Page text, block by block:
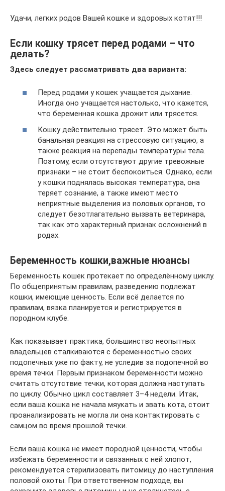
Удачи, легких родов Вашей кошке и здоровых котят!!!
Если кошку трясет перед родами – что
делать?
Здесь следует рассматривать два варианта:
Перед родами у кошек учащается дыхание.
Иногда оно учащается настолько, что кажется,
что беременная кошка дрожит или трясется.
Кошку действительно трясет. Это может быть
банальная реакция на стрессовую ситуацию, а
также реакция на перепады температуры тела.
Поэтому, если отсутствуют другие тревожные
признаки – не стоит беспокоиться. Однако, если
у кошки поднялась высокая температура, она
теряет сознание, а также имеют место
неприятные выделения из половых органов, то
следует безотлагательно вызвать ветеринара,
так как это характерный признак осложнений в
родах.
Беременность кошки,важные нюансы
Беременность кошек протекает по определённому циклу.
По общепринятым правилам, разведению подлежат
кошки, имеющие ценность. Если всё делается по
правилам, вязка планируется и регистрируется в
породном клубе.
Как показывает практика, большинство неопытных
владельцев сталкиваются с беременностью своих
подопечных уже по факту, не уследив за подопечной во
время течки. Первым признаком беременности можно
считать отсутствие течки, которая должна наступать
по циклу. Обычно цикл составляет 3–4 недели. Итак,
если ваша кошка не начала мяукать и звать кота, стоит
проанализировать не могла ли она контактировать с
самцом во время прошлой течки.
Если ваша кошка не имеет породной ценности, чтобы
избежать беременности и связанных с ней хлопот,
рекомендуется стерилизовать питомицу до наступления
половой охоты. При ответственном подходе, вы